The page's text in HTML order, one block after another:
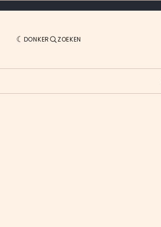
DONKER ZOEKEN